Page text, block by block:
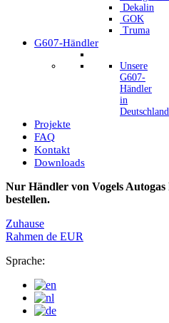
Dekalin
GOK
Truma
G607-Händler
Unsere
G607-
Händler
in
Deutschland
Projekte
FAQ
Kontakt
Downloads
Nur Händler von Vogels Autogas
bestellen.
Zuhause
Rahmen de EUR
Sprache: